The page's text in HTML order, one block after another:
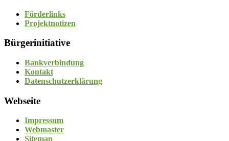
Förderlinks
Projektnotizen
Bürgerinitiative
Bankverbindung
Kontakt
Datenschutzerklärung
Webseite
Impressum
Webmaster
Sitemap